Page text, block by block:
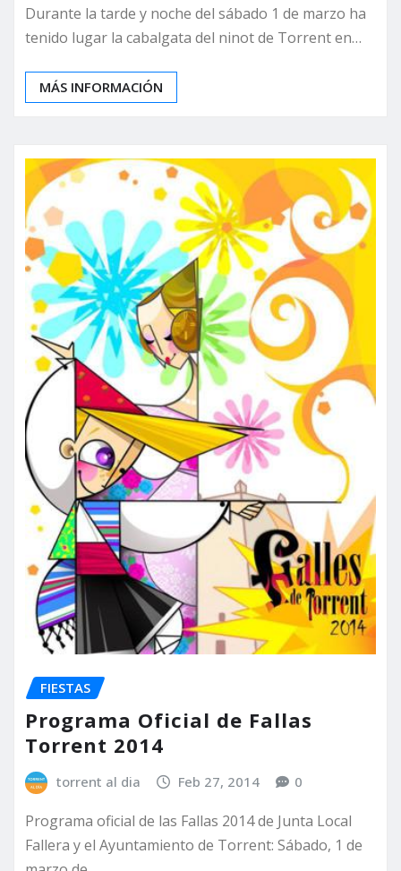
Durante la tarde y noche del sábado 1 de marzo ha
tenido lugar la cabalgata del ninot de Torrent en…
MÁS INFORMACIÓN
FIESTAS
Programa Oficial de Fallas
Torrent 2014
torrent al dia Feb 27, 2014 0
Programa oficial de las Fallas 2014 de Junta Local
Fallera y el Ayuntamiento de Torrent: Sábado, 1 de